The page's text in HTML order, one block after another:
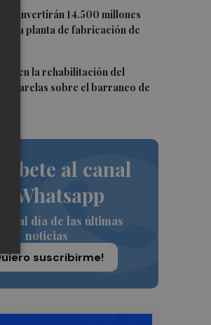
invertirán 14.500 millones
la planta de fabricación de
en la rehabilitación del
pasarelas sobre el barranco de
al canal
de Whatsapp
al día de las últimas
noticias
suscribirme!